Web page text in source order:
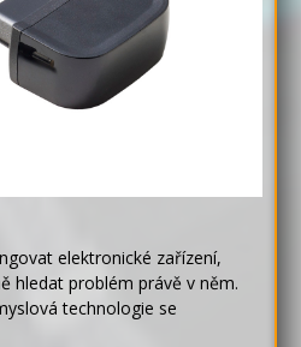
elektronické zařízení,
hledat problém právě v něm.
technologie se